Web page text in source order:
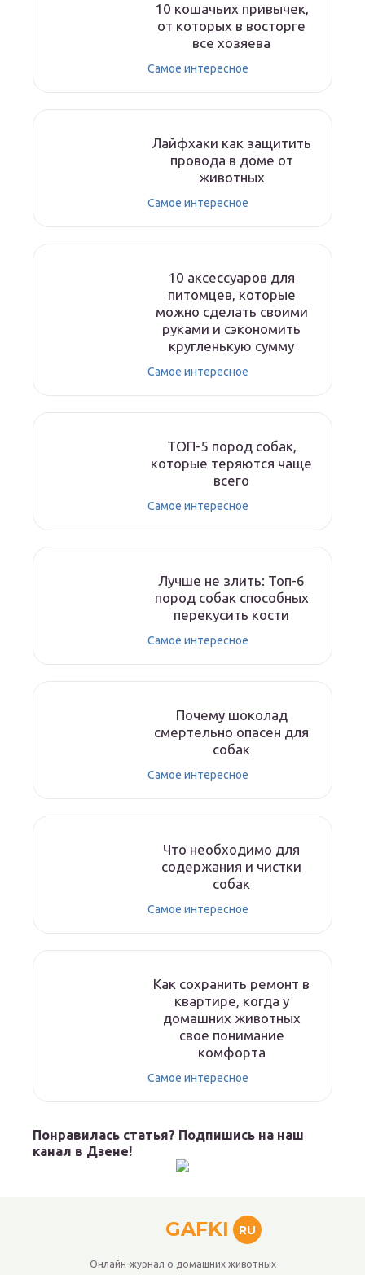
10 кошачьих привычек,
от которых в восторге
все хозяева
Самое интересное
Лайфхаки как защитить
провода в доме от
животных
Самое интересное
10 аксессуаров для
питомцев, которые
можно сделать своими
руками и сэкономить
кругленькую сумму
Самое интересное
ТОП-5 пород собак,
которые теряются чаще
всего
Самое интересное
Лучше не злить: Топ-6
пород собак способных
перекусить кости
Самое интересное
Почему шоколад
смертельно опасен для
собак
Самое интересное
Что необходимо для
содержания и чистки
собак
Самое интересное
Как сохранить ремонт в
квартире, когда у
домашних животных
свое понимание
комфорта
Самое интересное
Понравилась статья? Подпишись на наш
канал в Дзене!
GAFKI RU
Онлайн-журнал о домашних животных